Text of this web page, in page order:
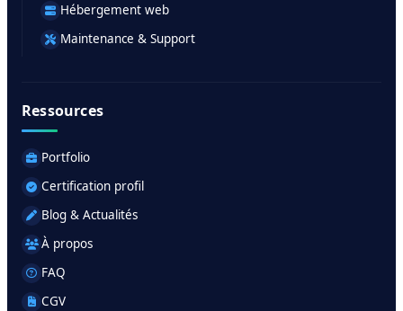
Hébergement web
Maintenance & Support
Ressources
Portfolio
Certification profil
Blog & Actualités
À propos
FAQ
CGV